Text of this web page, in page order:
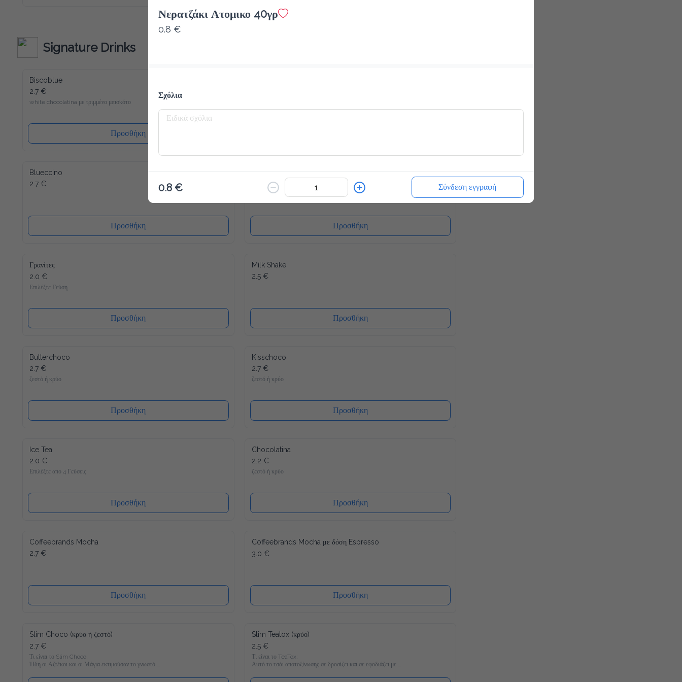
ξεκινήσεις την ημέρα σου. Παρόλο που περιέχει λίγες
θερμίδες και είναι άνευ ζάχαρης, μπορούμε να σας εγγυηθούμε
την τυπική Latte Macchiato γεύση! Γλυκύτητα χωρίς τύψεις
- και αυτό ακόμα γεμάτο βιταμίνες και μέταλλα. Το Slim
Coffee περιέχει επίσης καφεΐνη.
Signature Drinks
Biscoblue
2.7 €
white chocolatina με τριμμένο μπισκότο
Προσθήκη
Blueccino
2.7 €
Προσθήκη
2.7 €
Προσθήκη
Γρανίτες
2.0 €
Επιλέξτε Γεύση
Προσθήκη
Milk Shake
2.5 €
Προσθήκη
Butterchoco
2.7 €
ζεστό ή κρύο
Προσθήκη
Kisschoco
2.7 €
ζεστό ή κρύο
Προσθήκη
Ice Tea
2.0 €
Επιλέξτε απο 4 Γεύσεις
Προσθήκη
Chocolatina
2.2 €
ζεστό ή κρύο
Προσθήκη
Coffeebrands Mocha
2.7 €
Προσθήκη
Coffeebrands Mocha με δόση Espresso
3.0 €
Προσθήκη
Slim Choco (κρύο ή ζεστό)
2.7 €
Τι είναι το Slim Choco;
Ήδη οι Αζτέκοι και οι Μάγια εκτιμούσαν το γνωστό
σκέψη μας τρέχουν τα σάλια απ΄το στόμα, αλλά στο τωρινό
Slim Teatox (κρύο)
2.5 €
Τι είναι το TeaTox;
Αυτό το τσάι αποτοξίνωσης σε δροσίζει και σε εφοδιάζει με
Matcha, κουρκουμά και φυσικά γλυκομαννάνη, το οποίο σε
Νερατζάκι Ατομικο 40γρ
0.8 €
Σχόλια
0.8 € Σύνδεση εγγραφή